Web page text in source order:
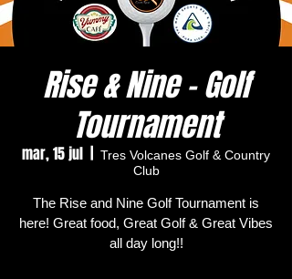
Rise & Nine - Golf
Tournament
mar, 15 jul
Tres Volcanes Golf & Country
Club
The Rise and Nine Golf Tournament is
here! Great food, Great Golf & Great Vibes
all day long!!